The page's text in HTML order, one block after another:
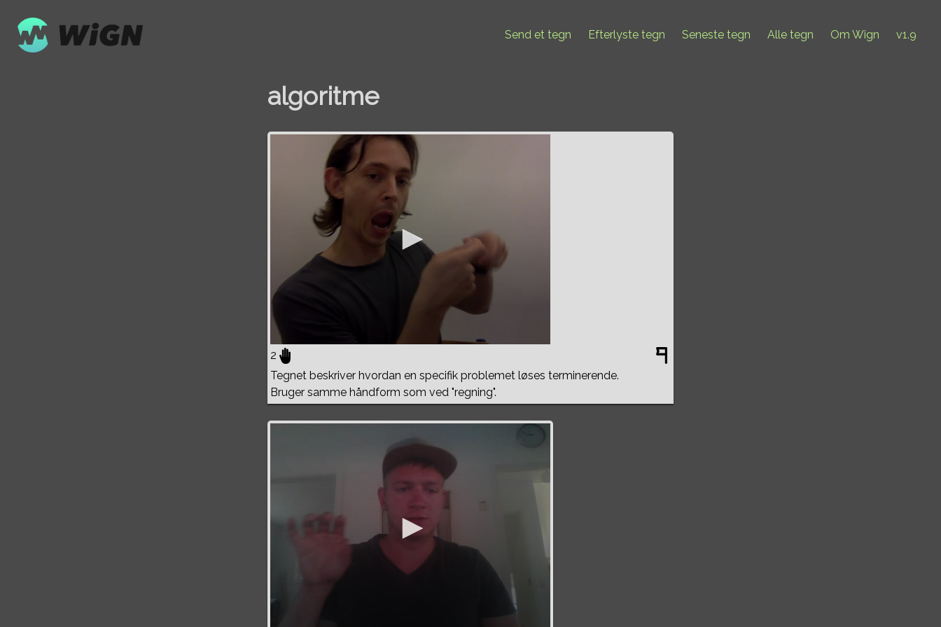
Send et tegn Efterlyste tegn Seneste tegn Alle tegn Om Wign v1.9
algoritme
2
Tegnet beskriver hvordan en specifik problemet løses terminerende.
Bruger samme håndform som ved "regning".